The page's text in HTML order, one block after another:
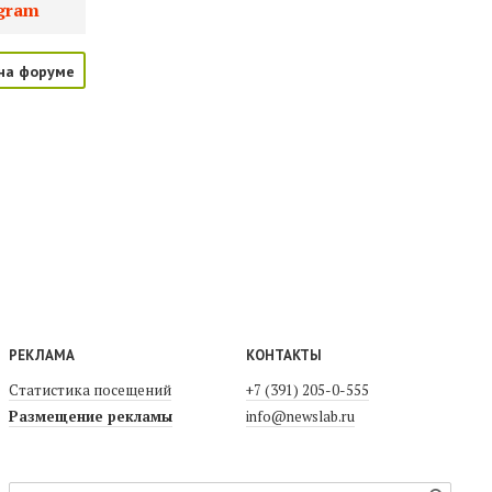
форуме
РЕКЛАМА
Статистика посещений
Размещение рекламы
КОНТАКТЫ
+7 (391) 205-0-555
info@newslab.ru